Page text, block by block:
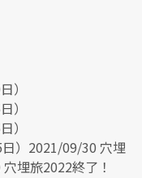
）
）
）
）2021/09/30 穴埋
埋旅2022終了！